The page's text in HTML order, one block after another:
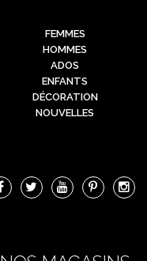
FEMMES
HOMMES
ADOS
ENFANTS
DÉCORATION
NOUVELLES